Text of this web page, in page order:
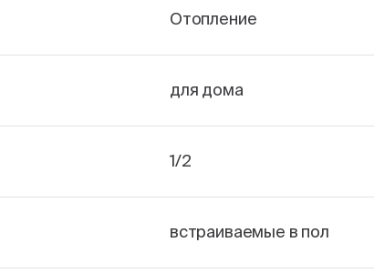
Отопление
для дома
1/2
встраиваемые в пол